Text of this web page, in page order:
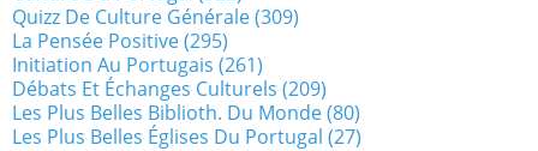
Quizz De Culture Générale(309)
La Pensée Positive(295)
Initiation Au Portugais (261)
Débats Et Échanges Culturels (209)
Les Plus Belles Biblioth. Du Monde(80)
Les Plus Belles Églises Du Portugal (27)